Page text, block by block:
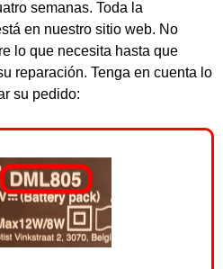
semanas. Toda la
en nuestro sitio web. No
lo que necesita hasta que
reparación. Tenga en cuenta lo
su pedido: